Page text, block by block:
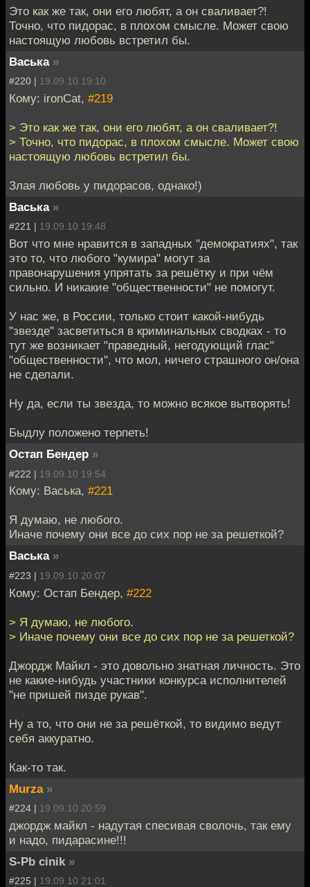
Это как же так, они его любят, а он сваливает?!
Точно, что пидорас, в плохом смысле. Может свою
настоящую любовь встретил бы.
Васька »
#220 | 19.09.10 19:10
Кому: ironCat, #219
> Это как же так, они его любят, а он сваливает?!
> Точно, что пидорас, в плохом смысле. Может свою
настоящую любовь встретил бы.
Злая любовь у пидорасов, однако!)
Васька »
#221 | 19.09.10 19:48
Вот что мне нравится в западных "демократиях", так
это то, что любого "кумира" могут за
правонарушения упрятать за решётку и при чём
сильно. И никакие "общественности" не помогут.
У нас же, в России, только стоит какой-нибудь
"звезде" засветиться в криминальных сводках - то
тут же возникает "праведный, негодующий глас"
"общественности", что мол, ничего страшного он/она
не сделали.
Ну да, если ты звезда, то можно всякое вытворять!
Быдлу положено терпеть!
Остап Бендер »
#222 | 19.09.10 19:54
Кому: Васька, #221
Я думаю, не любого.
Иначе почему они все до сих пор не за решеткой?
Васька »
#223 | 19.09.10 20:07
Кому: Остап Бендер, #222
> Я думаю, не любого.
> Иначе почему они все до сих пор не за решеткой?
Джордж Майкл - это довольно знатная личность. Это
не какие-нибудь участники конкурса исполнителей
"не пришей пизде рукав".
Ну а то, что они не за решёткой, то видимо ведут
себя аккуратно.
Как-то так.
Murza »
#224 | 19.09.10 20:59
джордж майкл - надутая спесивая сволочь, так ему
и надо, пидарасине!!!
S-Pb cinik »
#225 | 19.09.10 21:01